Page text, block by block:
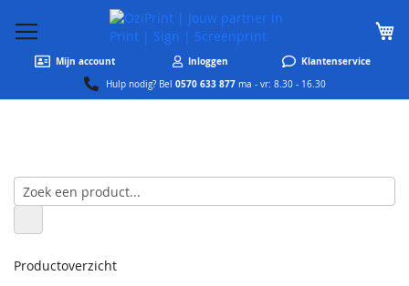
Mijn account Inloggen Klantenservice
Hulp nodig? Bel 0570 633 877 ma - vr: 8.30 - 16.30
Productoverzicht